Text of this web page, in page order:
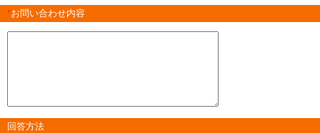
*お問い合わせ内容
回答方法